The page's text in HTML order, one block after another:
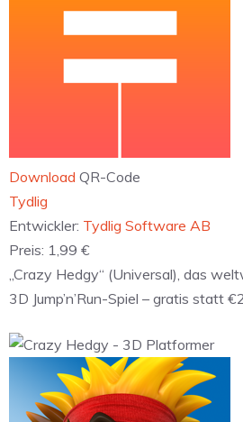
Download QR-Code
‎Tydlig
Entwickler: Tydlig Software AB
Preis: 1,99 €
„Crazy Hedgy“ (Universal), das
3D Jump’n’Run-Spiel – gratis statt